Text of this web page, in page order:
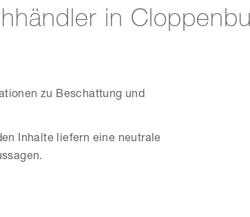
in
zu Beschattung und
Inhalte liefern eine neutrale